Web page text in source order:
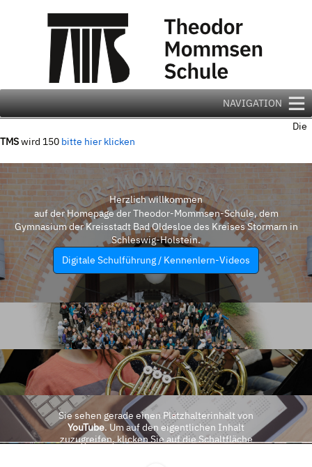
NAVIGATION
Die
TMSwird 150 bitte hier klicken
Herzlich willkommen
auf der Homepage der Theodor-Mommsen-Schule, dem
Gymnasium der Kreisstadt Bad Oldesloe des Kreises Stormarn in
Schleswig-Holstein.
Digitale Schulführung / Kennenlern-Videos
Sie sehen gerade einen Platzhalterinhalt von
YouTube. Um auf den eigentlichen Inhalt
zuzugreifen, klicken Sie auf die Schaltfläche